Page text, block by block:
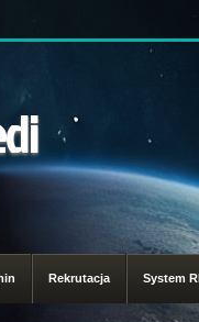
Rekrutacja System